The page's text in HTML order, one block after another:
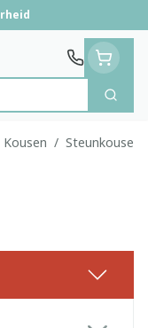
Zoek
Kousen / Steunkousen